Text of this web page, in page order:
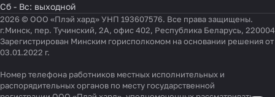
Сб - Вс: выходной
2026 © ООО «Плэй хард» УНП 193607576. Все права защищены.
г.Минск, пер. Тучинский, 2А, офис 402, Республика Беларусь, 220004
Зарегистрирован Минским горисполкомом на основании решения от
03.01.2022 г.
Номер телефона работников местных исполнительных и
распорядительных органов по месту государственной